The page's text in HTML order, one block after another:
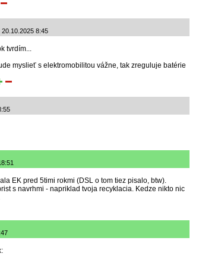
8:45
tvrdím...
myslieť s elektromobilitou vážne, tak zreguluje batérie
EK pred 5timi rokmi (DSL o tom tiez pisalo, btw).
s navrhmi - napriklad tvoja recyklacia. Kedze nikto nic